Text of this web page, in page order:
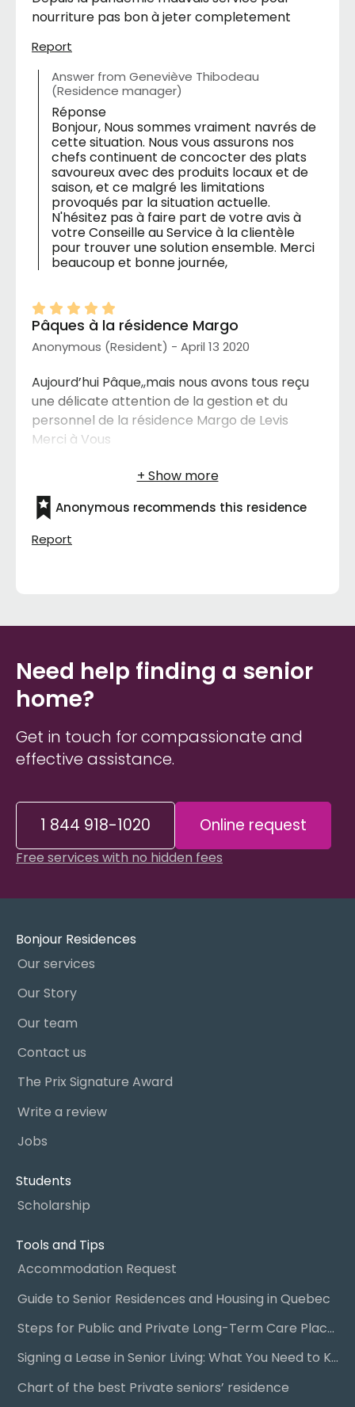
nourriture pas bon à jeter completement
Report
Answer from Geneviève Thibodeau
(Residence manager)
Réponse
Bonjour, Nous sommes vraiment navrés de
cette situation. Nous vous assurons nos
chefs continuent de concocter des plats
savoureux avec des produits locaux et de
saison, et ce malgré les limitations
provoqués par la situation actuelle.
N'hésitez pas à faire part de votre avis à
votre Conseille au Service à la clientèle
pour trouver une solution ensemble. Merci
beaucoup et bonne journée,
Pâques à la résidence Margo
Anonymous (Resident) - April 13 2020
Aujourd’hui Pâque,,mais nous avons tous reçu
une délicate attention de la gestion et du
personnel de la résidence Margo de Levis
Merci à Vous
Anonymous recommends this residence
Report
Need help finding a senior
home?
Get in touch for compassionate and
effective assistance.
1 844 918-1020 Online request
Free services with no hidden fees
Bonjour Residences
Our services
Our Story
Our team
Contact us
The Prix Signature Award
Write a review
Jobs
Students
Scholarship
Tools and Tips
Accommodation Request
Guide to Senior Residences and Housing in Quebec
Steps for Public and Private Long-Term Care Placement
Signing a Lease in Senior Living: What You Need to Know
Chart of the best Private seniors’ residence